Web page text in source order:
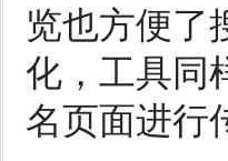
览也方便了
化，工具同
名页面进行